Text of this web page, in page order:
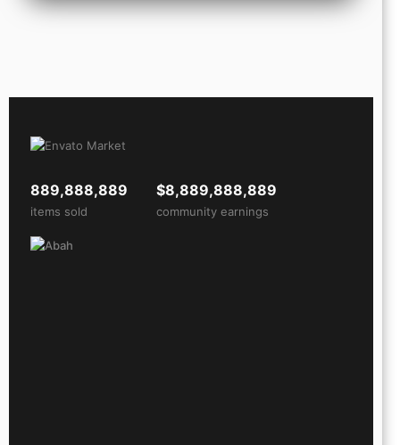
889,888,889
items sold
$8,889,888,889
community earnings